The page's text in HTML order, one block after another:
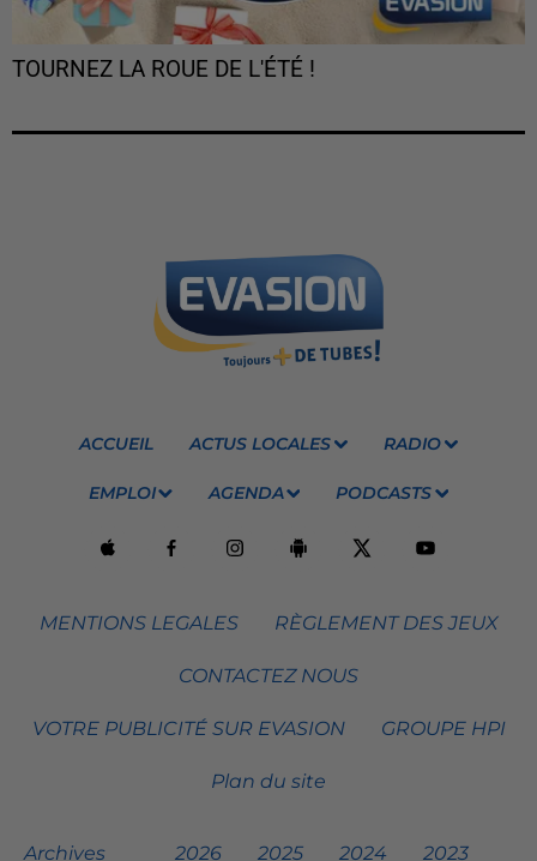
TOURNEZ LA ROUE DE L'ÉTÉ !
ACCUEIL ACTUS LOCALES RADIO
EMPLOI AGENDA PODCASTS
MENTIONS LEGALES RÈGLEMENT DES JEUX
CONTACTEZ NOUS
VOTRE PUBLICITÉ SUR EVASION GROUPE HPI
Plan du site
Archives 2026 2025 2024 2023